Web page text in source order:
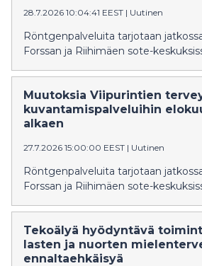
28.7.2026 10:04:41 EEST | Uutinen
Röntgenpalveluita tarjotaan
Forssan ja Riihimäen sote-
Muutoksia Viipurintien
kuvantamispalveluihin
alkaen
27.7.2026 15:00:00 EEST | Uutinen
Röntgenpalveluita tarjotaan
Forssan ja Riihimäen sote-
Tekoälyä hyödyntävä
lasten ja nuorten
ennaltaehkäisyä